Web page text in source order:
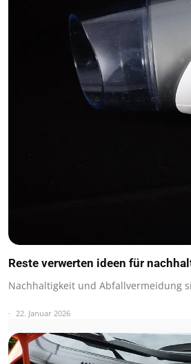
Reste verwerten ideen für
Nachhaltigkeit und Abfallvermeidung
22. Januar 2026